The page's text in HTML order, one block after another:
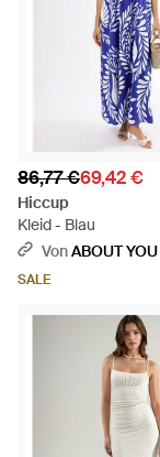
86,77 €69,42 €
Hiccup
Kleid - Blau
VonABOUT YOU
SALE